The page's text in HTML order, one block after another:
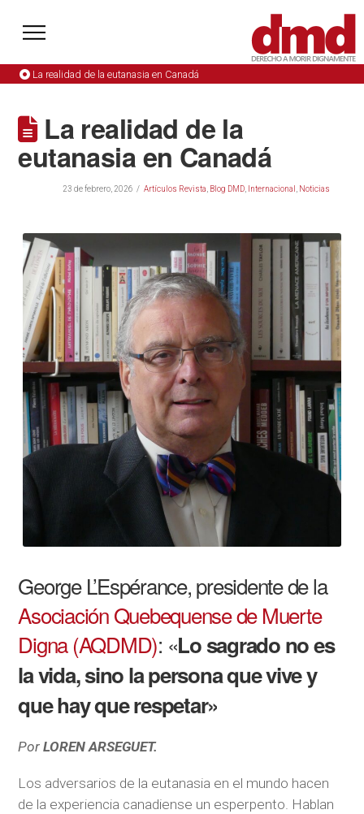
La realidad de la eutanasia en Canadá
La realidad de la
eutanasia en Canadá
23 de febrero, 2026 Artículos Revista Blog DMD, Internacional Noticias
George L’Espérance, presidente de la
Asociación Quebequense de Muerte
Digna (AQDMD): «Lo sagrado no es
la vida, sino la persona que vive y
que hay que respetar»
PorLOREN ARSEGUET.
Los adversarios de la eutanasia en el mundo hacen
de la experiencia canadiense un esperpento. Hablan